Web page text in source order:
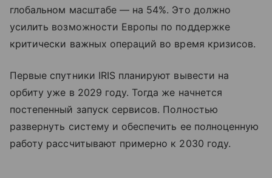
глобальном масштабе — на 54%. Это должно
усилить возможности Европы по поддержке
критически важных операций во время кризисов.
Первые спутники IRIS планируют вывести на
орбиту уже в 2029 году. Тогда же начнется
постепенный запуск сервисов. Полностью
развернуть систему и обеспечить ее полноценную
работу рассчитывают примерно к 2030 году.